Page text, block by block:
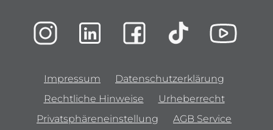
Impressum
Datenschutzerklärung
Rechtliche Hinweise
Urheberrecht
Privatsphäreneinstellung
AGB Service